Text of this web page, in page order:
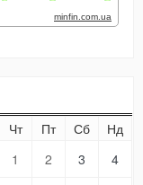
Чт Пт Сб
Нд
1
2 3 4